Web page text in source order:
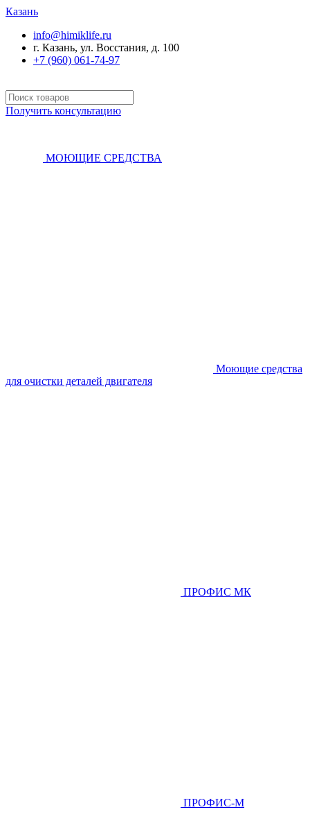
Казань
info@himiklife.ru
г. Казань, ул. Восстания, д. 100
+7 (960) 061-74-97
Получить консультацию
МОЮЩИЕ СРЕДСТВА
Моющие средства
для очистки деталей двигателя
ПРОФИС МК
ПРОФИС-М